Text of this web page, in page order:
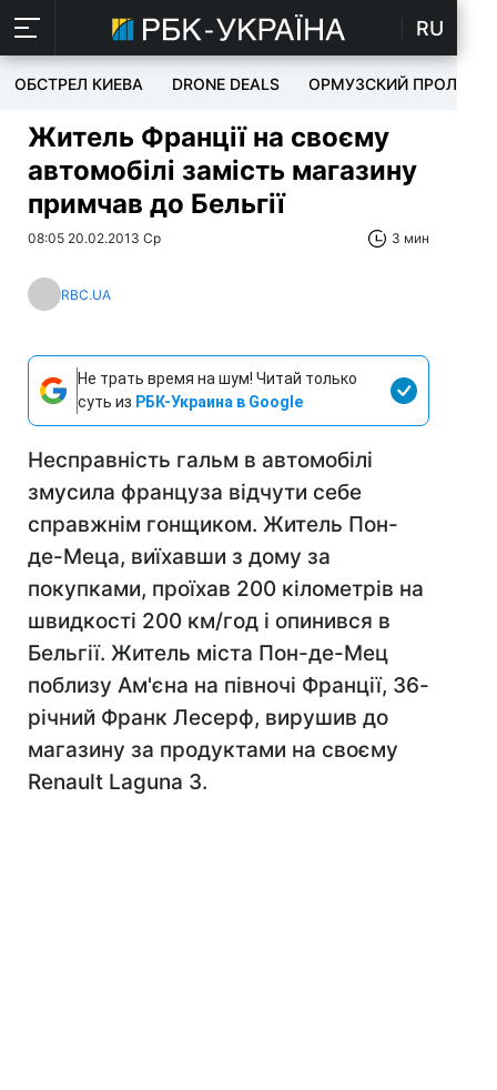
RU
ОБСТРЕЛ КИЕВА DRONE DEALS ОРМУЗСКИЙ ПРОЛИВ
Житель Франції на своєму
автомобілі замість магазину
примчав до Бельгії
08:05 20.02.2013 Ср 3 мин
RBC.UA
Не трать время на шум! Читай только
суть из РБК-Украина в Google
Несправність гальм в автомобілі
змусила француза відчути себе
справжнім гонщиком. Житель Пон-
де-Меца, виїхавши з дому за
покупками, проїхав 200 кілометрів на
швидкості 200 км/год і опинився в
Бельгії. Житель міста Пон-де-Мец
поблизу Ам'єна на півночі Франції, 36-
річний Франк Лесерф, вирушив до
магазину за продуктами на своєму
Renault Laguna 3.